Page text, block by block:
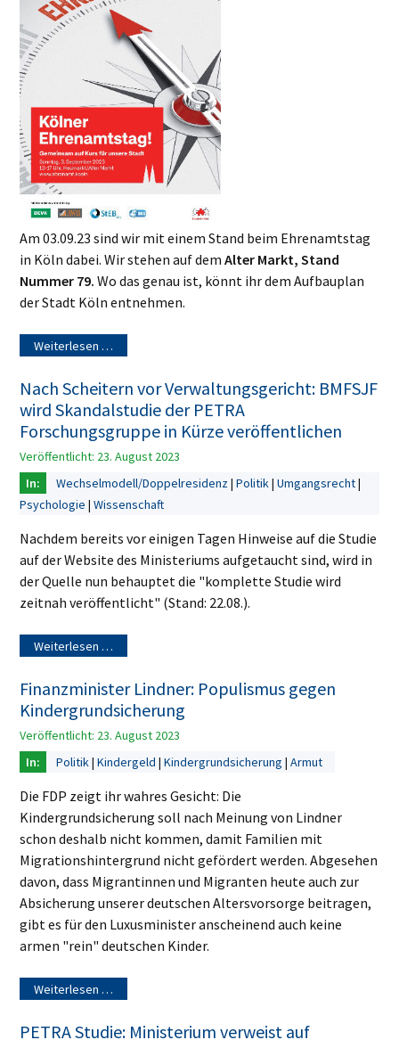
Am 03.09.23 sind wir mit einem Stand beim Ehrenamtstag
in Köln dabei. Wir stehen auf demAlter Markt, Stand
Nummer 79.Wo das genau ist, könnt ihr dem Aufbauplan
der Stadt Köln entnehmen.
Weiterlesen …
Nach Scheitern vor Verwaltungsgericht: BMFSJF
wird Skandalstudie der PETRA
Forschungsgruppe in Kürze veröffentlichen
Veröffentlicht: 23. August 2023
Wechselmodell/Doppelresidenz Politik Umgangsrecht
Psychologie Wissenschaft
Nachdem bereits vor einigen Tagen Hinweise auf die Studie
auf der Website des Ministeriums aufgetaucht sind, wird in
der Quelle nun behauptet die "komplette Studie wird
zeitnah veröffentlicht" (Stand: 22.08.).
Weiterlesen …
Finanzminister Lindner: Populismus gegen
Kindergrundsicherung
Veröffentlicht: 23. August 2023
Politik Kindergeld Kindergrundsicherung Armut
Die FDP zeigt ihr wahres Gesicht: Die
Kindergrundsicherung soll nach Meinung von Lindner
schon deshalb nicht kommen, damit Familien mit
Migrationshintergrund nicht gefördert werden. Abgesehen
davon, dass Migrantinnen und Migranten heute auch zur
Absicherung unserer deutschen Altersvorsorge beitragen,
gibt es für den Luxusminister anscheinend auch keine
armen "rein" deutschen Kinder.
Weiterlesen …
PETRA Studie: Ministerium verweist auf